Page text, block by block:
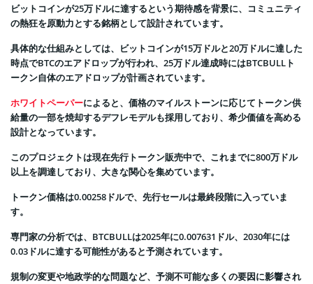
ビットコインが25万ドルに達するという期待感を背景に、コミュニティ
の熱狂を原動力とする銘柄として設計されています。
具体的な仕組みとしては、ビットコインが15万ドルと20万ドルに達した
時点でBTCのエアドロップが行われ、25万ドル達成時にはBTCBULLト
ークン自体のエアドロップが計画されています。
ホワイトペーパーによると、価格のマイルストーンに応じてトークン供
給量の一部を焼却するデフレモデルも採用しており、希少価値を高める
設計となっています。
このプロジェクトは現在先行トークン販売中で、これまでに800万ドル
以上を調達しており、大きな関心を集めています。
トークン価格は0.00258ドルで、先行セールは最終段階に入っていま
す。
専門家の分析では、BTCBULLは2025年に0.007631ドル、2030年には
0.03ドルに達する可能性があると予測されています。
規制の変更や地政学的な問題など、予測不可能な多くの要因に影響され